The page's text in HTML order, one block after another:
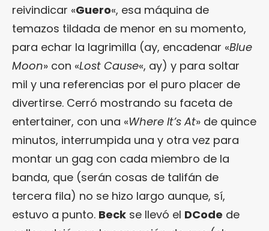
reivindicar «Guero«, esa máquina de
temazos tildada de menor en su momento,
para echar la lagrimilla (ay, encadenar «Blue
Moon» con «Lost Cause«, ay) y para soltar
mil y una referencias por el puro placer de
divertirse. Cerró mostrando su faceta de
entertainer, con una «Where It’s At» de quince
minutos, interrumpida una y otra vez para
montar un gag con cada miembro de la
banda, que (serán cosas de talifán de
tercera fila) no se hizo largo aunque, sí,
estuvo a punto. Beck se llevó el DCode de